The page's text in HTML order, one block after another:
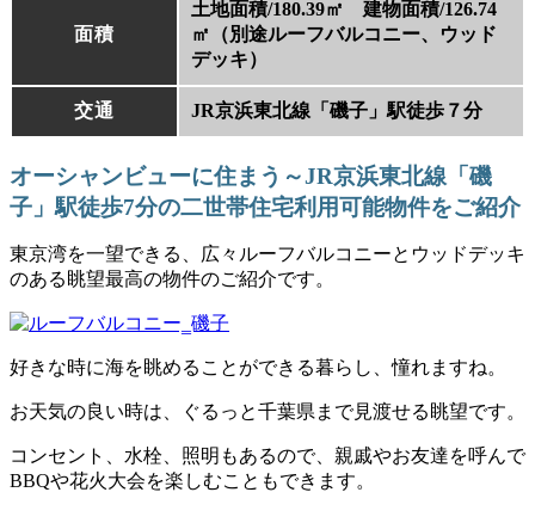
面積
土地面積/180.39㎡ 建物面積/126.74
㎡（別途ルーフバルコニー、ウッド
デッキ）
交通 JR京浜東北線「磯子」駅徒歩７分
オーシャンビューに住まう～JR京浜東北線「磯
子」駅徒歩7分の二世帯住宅利用可能物件をご紹介
東京湾を一望できる、広々ルーフバルコニーとウッドデッキ
のある眺望最高の物件のご紹介です。
好きな時に海を眺めることができる暮らし、憧れますね。
お天気の良い時は、ぐるっと千葉県まで見渡せる眺望です。
コンセント、水栓、照明もあるので、親戚やお友達を呼んで
BBQや花火大会を楽しむこともできます。